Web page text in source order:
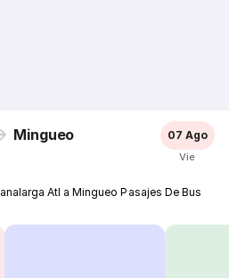
Mingueo 07 Ago
Vie
Atl a Mingueo Pasajes De Bus